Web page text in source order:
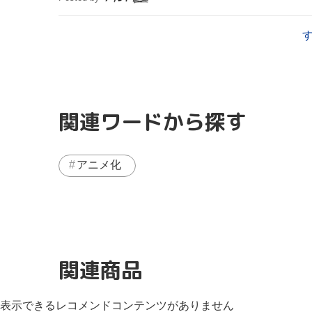
関連ワードから探す
アニメ化
関連商品
表示できるレコメンドコンテンツがありません